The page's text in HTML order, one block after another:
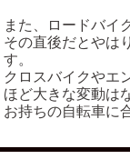
また、ロードバイ
その直後だとやは
す。
クロスバイクやエ
ほど大きな変動は
お持ちの自転車に